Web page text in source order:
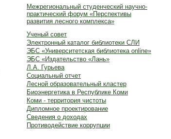
Межрегиональный студенческий научно-
практический форум «Перспективы
развития лесного комплекса»
Ученый совет
Электронный каталог библиотеки СЛИ
ЭБС «Университетская библиотека online»
ЭБС «Издательство «Лань»
Л.А. Гурьева
Социальный отчет
Лесной образовательный кластер
Биоэнергетика в Республике Коми
Коми - территория чистоты
Дипломное проектирование
Сведения о доходах
Противодействие коррупции